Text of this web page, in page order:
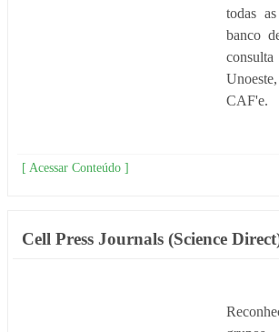
todas
banco
CAF'e.
[ Acessar Conteúdo ]
Cell Press Journals (Science